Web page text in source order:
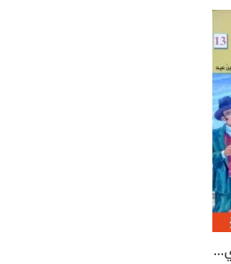
روائع الأدب العالمي في كبسولة جـ 13